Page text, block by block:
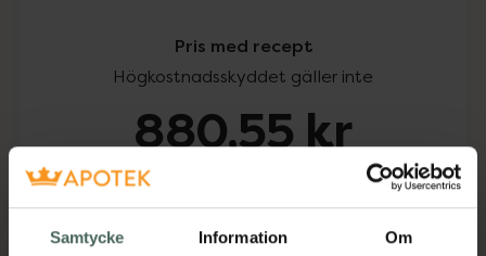
Samtycke Information Om
Pris med recept
Högkostnadsskyddet gäller inte
880,55 kr
Köp via ditt recept